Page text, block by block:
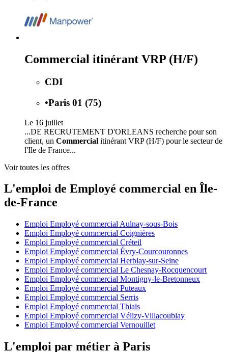
Commercial itinérant VRP (H/F)
CDI
•Paris 01 (75)
Le 16 juillet
...DE RECRUTEMENT D'ORLEANS recherche pour son
client, un Commercial itinérant VRP (H/F) pour le secteur de
l'Ile de France...
Voir toutes les offres
L'emploi de Employé commercial en Île-
de-France
Emploi Employé commercial Aulnay-sous-Bois
Emploi Employé commercial Coignières
Emploi Employé commercial Créteil
Emploi Employé commercial Évry-Courcouronnes
Emploi Employé commercial Herblay-sur-Seine
Emploi Employé commercial Le Chesnay-Rocquencourt
Emploi Employé commercial Montigny-le-Bretonneux
Emploi Employé commercial Puteaux
Emploi Employé commercial Serris
Emploi Employé commercial Thiais
Emploi Employé commercial Vélizy-Villacoublay
Emploi Employé commercial Vernouillet
L'emploi par métier à Paris